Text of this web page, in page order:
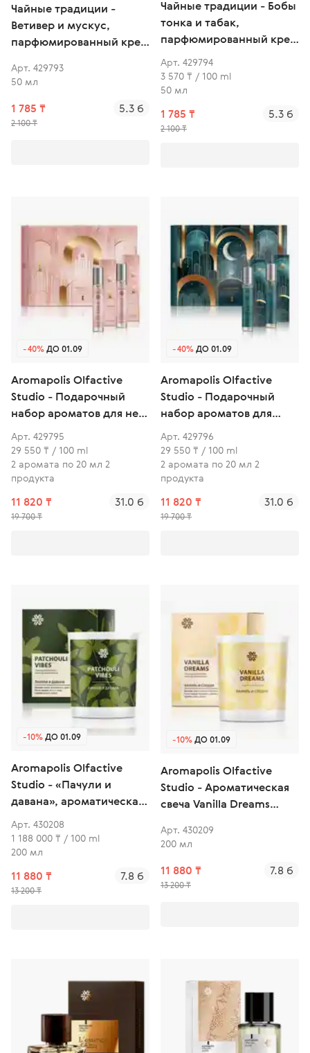
Чайные традиции -
Ветивер и мускус,
парфюмированный крем
Арт. 429793
50 мл
1 785 ₸
2 100 ₸
5.3 б
Чайные традиции - Бобы
тонка и табак,
парфюмированный крем
для рук
Арт. 429794
3 570 ₸ / 100 ml
50 мл
1 785 ₸
2 100 ₸
5.3 б
-40%ДО 01.09
Aromapolis Olfactive
Studio - Подарочный
набор ароматов для нее
Éclat Solaire (Солнечный
Блеск)
Арт. 429795
29 550 ₸ / 100 ml
2 аромата по 20 мл 2
продукта
11 820 ₸
19 700 ₸
31.0 б
-40%ДО 01.09
Aromapolis Olfactive
Studio - Подарочный
набор ароматов для
него Force de la Lune
(Сила Луны)
Арт. 429796
29 550 ₸ / 100 ml
2 аромата по 20 мл 2
продукта
11 820 ₸
19 700 ₸
31.0 б
-10%ДО 01.09
Aromapolis Olfactive
Studio - «Пачули и
давана», ароматическая
свеча
Арт. 430208
1 188 000 ₸ / 100 ml
200 мл
11 880 ₸
13 200 ₸
7.8 б
-10%ДО 01.09
Aromapolis Olfactive
Studio - Ароматическая
свеча Vanilla Dreams
Арт. 430209
200 мл
11 880 ₸
13 200 ₸
7.8 б